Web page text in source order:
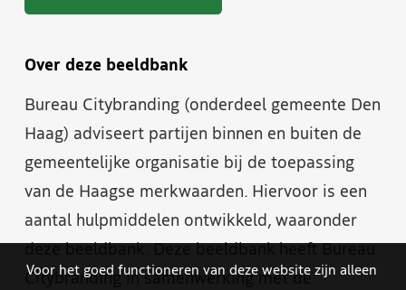
Over deze beeldbank
Bureau Citybranding (onderdeel gemeente Den
Haag) adviseert partijen binnen en buiten de
gemeentelijke organisatie bij de toepassing
van de Haagse merkwaarden. Hiervoor is een
aantal hulpmiddelen ontwikkeld, waaronder
Citybranding in samenwerking met de
Voor het goed functioneren van deze website zijn alleen